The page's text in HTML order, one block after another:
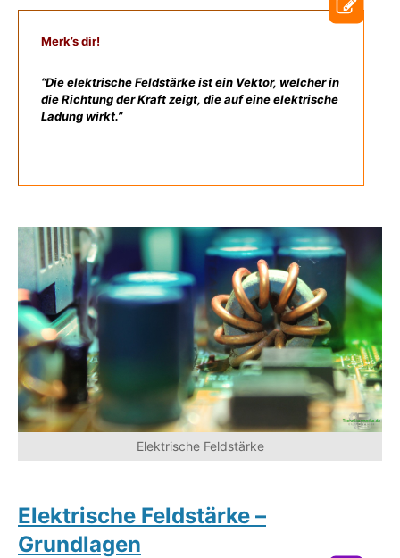
Merk’s dir!
“Die elektrische Feldstärke ist ein Vektor, welcher in
die Richtung der Kraft zeigt, die auf eine elektrische
Ladung wirkt.”
Elektrische Feldstärke
Elektrische Feldstärke –
Grundlagen